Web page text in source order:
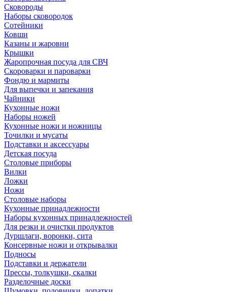
Сковороды
Наборы сковородок
Сотейники
Ковши
Казаны и жаровни
Крышки
Жаропрочная посуда для СВЧ
Скороварки и пароварки
Фондю и мармиты
Для выпечки и запекания
Чайники
Кухонные ножи
Наборы ножей
Кухонные ножи и ножницы
Точилки и мусаты
Подставки и аксессуары
Детская посуда
Столовые приборы
Вилки
Ложки
Ножи
Столовые наборы
Кухонные принадлежности
Наборы кухонных принадлежностей
Для резки и очистки продуктов
Дуршлаги, воронки, сита
Консервные ножи и открывалки
Подносы
Подставки и держатели
Прессы, толкушки, скалки
Разделочные доски